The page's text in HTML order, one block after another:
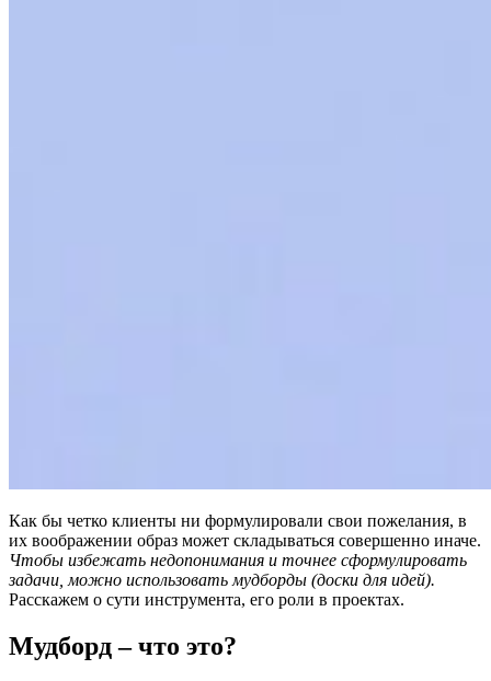
Как бы четко клиенты ни формулировали свои пожелания, в
их воображении образ может складываться совершенно иначе.
Чтобы избежать недопонимания и точнее сформулировать
задачи, можно использовать мудборды (доски для идей).
Расскажем о сути инструмента, его роли в проектах.
Мудборд – что это?